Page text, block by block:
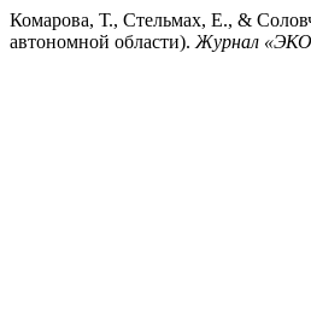
Комарова, Т., Стельмах, Е., &
автономной области). Журнал